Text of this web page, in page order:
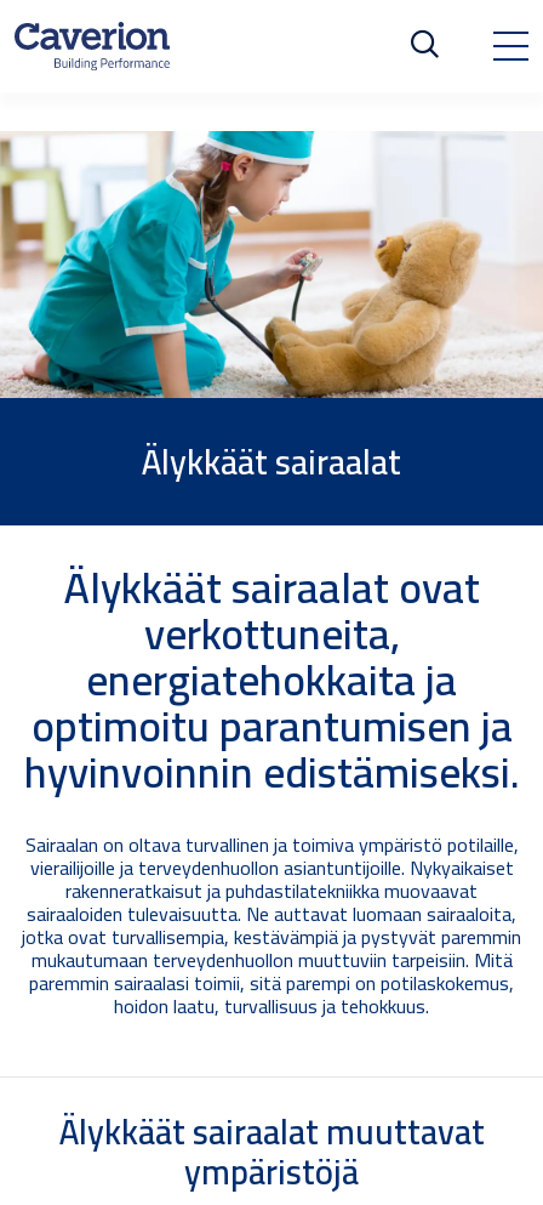
Älykkäät sairaalat
Älykkäät sairaalat ovat
verkottuneita,
energiatehokkaita ja
optimoitu parantumisen ja
hyvinvoinnin edistämiseksi.
Sairaalan on oltava turvallinen ja toimiva ympäristö potilaille,
vierailijoille ja terveydenhuollon asiantuntijoille. Nykyaikaiset
rakenneratkaisut ja puhdastilatekniikka muovaavat
sairaaloiden tulevaisuutta. Ne auttavat luomaan sairaaloita,
jotka ovat turvallisempia, kestävämpiä ja pystyvät paremmin
mukautumaan terveydenhuollon muuttuviin tarpeisiin. Mitä
paremmin sairaalasi toimii, sitä parempi on potilaskokemus,
hoidon laatu, turvallisuus ja tehokkuus.
Älykkäät sairaalat muuttavat
ympäristöjä